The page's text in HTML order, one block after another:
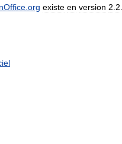
org existe en version 2 2